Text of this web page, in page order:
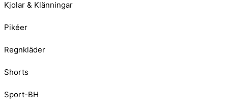
Kjolar & Klänningar
Pikéer
Regnkläder
Shorts
Sport-BH